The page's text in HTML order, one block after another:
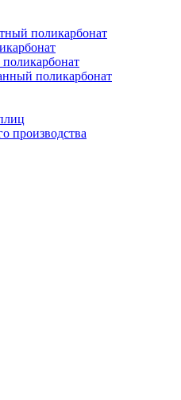
поликарбонат
поликарбонат
производства